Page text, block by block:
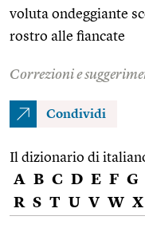
voluta ondeggiante
rostro alle fiancate
Correzioni e
Condividi
Il dizionario di
A B C D E F G
R S T U V W X